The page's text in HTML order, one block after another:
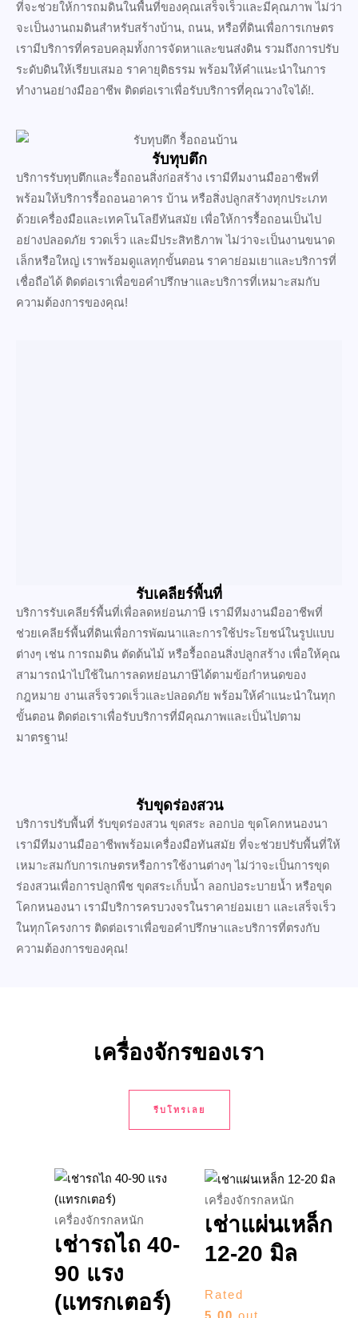
ที่จะช่วยให้การถมดินในพื้นที่ของคุณเสร็จเร็วและมีคุณภาพ ไม่ว่า
จะเป็นงานถมดินสำหรับสร้างบ้าน, ถนน, หรือที่ดินเพื่อการเกษตร
เรามีบริการที่ครอบคลุมทั้งการจัดหาและขนส่งดิน รวมถึงการปรับ
ระดับดินให้เรียบเสมอ ราคายุติธรรม พร้อมให้คำแนะนำในการ
ทำงานอย่างมืออาชีพ ติดต่อเราเพื่อรับบริการที่คุณวางใจได้!.
รับทุบตึก
บริการรับทุบตึกและรื้อถอนสิ่งก่อสร้าง เรามีทีมงานมืออาชีพที่
พร้อมให้บริการรื้อถอนอาคาร บ้าน หรือสิ่งปลูกสร้างทุกประเภท
ด้วยเครื่องมือและเทคโนโลยีทันสมัย เพื่อให้การรื้อถอนเป็นไป
อย่างปลอดภัย รวดเร็ว และมีประสิทธิภาพ ไม่ว่าจะเป็นงานขนาด
เล็กหรือใหญ่ เราพร้อมดูแลทุกขั้นตอน ราคาย่อมเยาและบริการที่
เชื่อถือได้ ติดต่อเราเพื่อขอคำปรึกษาและบริการที่เหมาะสมกับ
ความต้องการของคุณ!
รับเคลียร์พื้นที่
บริการรับเคลียร์พื้นที่เพื่อลดหย่อนภาษี เรามีทีมงานมืออาชีพที่
ช่วยเคลียร์พื้นที่ดินเพื่อการพัฒนาและการใช้ประโยชน์ในรูปแบบ
ต่างๆ เช่น การถมดิน ตัดต้นไม้ หรือรื้อถอนสิ่งปลูกสร้าง เพื่อให้คุณ
สามารถนำไปใช้ในการลดหย่อนภาษีได้ตามข้อกำหนดของ
กฎหมาย งานเสร็จรวดเร็วและปลอดภัย พร้อมให้คำแนะนำในทุก
ขั้นตอน ติดต่อเราเพื่อรับบริการที่มีคุณภาพและเป็นไปตาม
มาตรฐาน!
รับขุดร่องสวน
บริการปรับพื้นที่ รับขุดร่องสวน ขุดสระ ลอกบ่อ ขุดโคกหนองนา
เรามีทีมงานมืออาชีพพร้อมเครื่องมือทันสมัย ที่จะช่วยปรับพื้นที่ให้
เหมาะสมกับการเกษตรหรือการใช้งานต่างๆ ไม่ว่าจะเป็นการขุด
ร่องสวนเพื่อการปลูกพืช ขุดสระเก็บน้ำ ลอกบ่อระบายน้ำ หรือขุด
โคกหนองนา เรามีบริการครบวงจรในราคาย่อมเยา และเสร็จเร็ว
ในทุกโครงการ ติดต่อเราเพื่อขอคำปรึกษาและบริการที่ตรงกับ
ความต้องการของคุณ!
เครื่องจักรของเรา
รีบโทรเลย
เครื่องจักรกลหนัก
เช่ารถไถ 40-
90 แรง
(แทรกเตอร์)
เครื่องจักรกลหนัก
เช่าแผ่นเหล็ก
12-20 มิล
Rated
5.00 out